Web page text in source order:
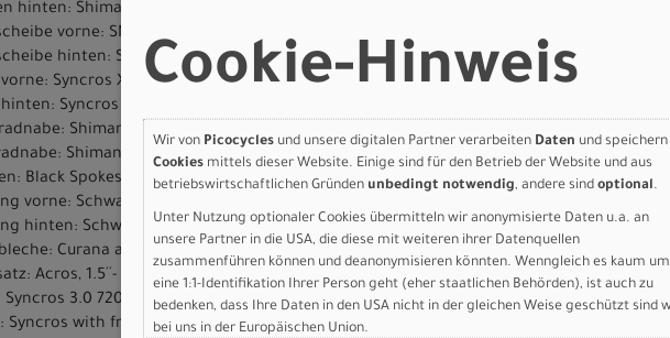
hinten: Shimano BR-MT420 Disc Brakes
vorne: SM-RT30 CL 180mm
hinten: SM-RT30 CL 180mm
Syncros X18 Disc
Syncros X18 Disc
Shimano HB-TC50015BB CL, 15x110mm
Shimano FH-TC500HMSBB CL, Boost 12x148mm
Black Spokes
vorne: Schwalbe Advancer 60-622 Wired
hinten: Schwalbe Advancer 60-622 Wired
Curana alloy profile Fender
Acros, 1.5´´- 1.5´´, semi integ. OD 50/61mm, ID 44/55mm
Syncros 3.0 720mm, 31.8mm, Backsweep 9°, 12mm rise
Syncros with front Light mount and Intuvia 100 mount
Cookie-Hinweis
Wir von Picocycles und unsere digitalen Partner verarbeiten Daten und speichern
Cookies mittels dieser Website. Einige sind für den Betrieb der Website und aus
betriebswirtschaftlichen Gründen unbedingt notwendig, andere sind optional.
Unter Nutzung optionaler Cookies übermitteln wir anonymisierte Daten u.a. an
unsere Partner in die USA, die diese mit weiteren ihrer Datenquellen
zusammenführen können und deanonymisieren könnten. Wenngleich es kaum um
eine 1:1-Identifikation Ihrer Person geht (eher staatlichen Behörden), ist auch zu
bedenken, dass Ihre Daten in den USA nicht in der gleichen Weise geschützt sind
bei uns in der Europäischen Union.